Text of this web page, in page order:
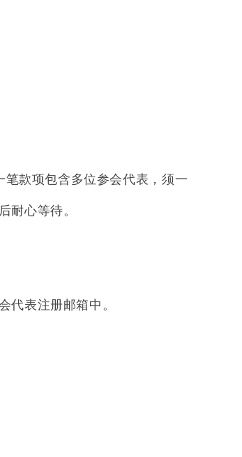
笔款项包含多位参会代表，须一
耐心等待。
代表注册邮箱中。